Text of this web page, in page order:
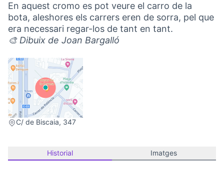
En aquest cromo es pot veure el carro de la
bota, aleshores els carrers eren de sorra, pel que
era necessari regar-los de tant en tant.
🎨 Dibuix de Joan Bargalló
C/ de Biscaia, 347
(Link externo)
Historial Imatges